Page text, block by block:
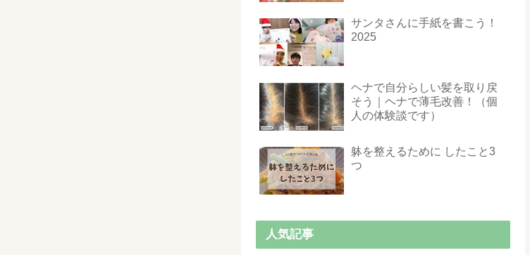
サンタさんに手紙を書こう！
2025
ヘナで自分らしい髪を取り戻
そう｜ヘナで薄毛改善！（個
人の体験談です）
躰を整えるために したこと3
つ
人気記事